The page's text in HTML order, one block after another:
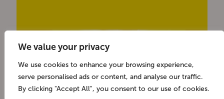
We value your privacy
We use cookies to enhance your browsing experience,
serve personalised ads or content, and analyse our traffic.
By clicking "Accept All", you consent to our use of cookies.